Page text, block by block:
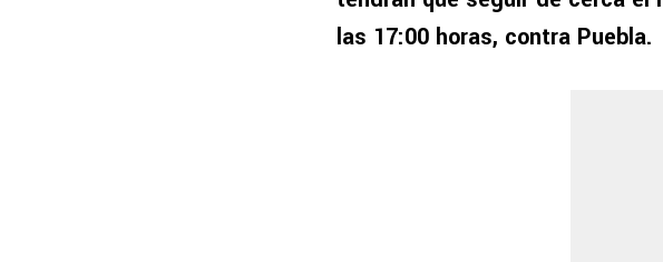
las 17:00 horas, contra Puebla.